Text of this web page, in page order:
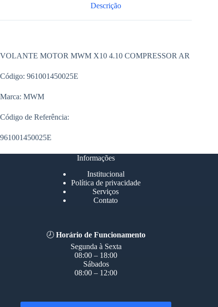
Descrição
VOLANTE MOTOR MWM X10 4.10 COMPRESSOR AR
Código: 961001450025E
Marca: MWM
Código de Referência:
961001450025E
Informações
Institucional
Política de privacidade
Serviços
Contato
🕗Horário de Funcionamento
Segunda à Sexta
08:00 – 18:00
Sábados
08:00 – 12:00